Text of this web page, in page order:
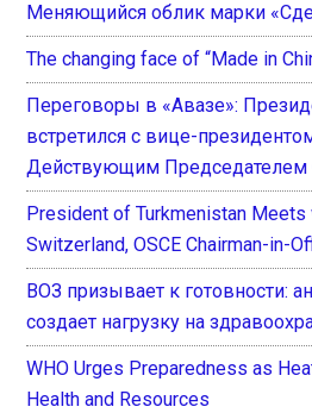
Меняющийся облик марки
The changing face of “Made in
Переговоры в «Авазе»:
встретился с вице-
Действующим
President of Turkmenistan
Switzerland, OSCE Chairman-in-
ВОЗ призывает к готовности:
создает нагрузку на
WHO Urges Preparedness as
Health and Resources